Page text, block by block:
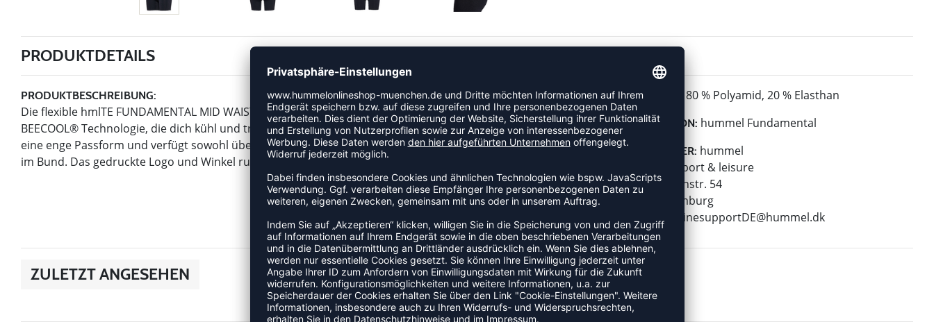
PRODUKTDETAILS
PRODUKTBESCHREIBUNG:
Die flexible hmlTE FUNDAMENTAL MID WAIST SHORTS kombiniert Jerseystoff mit unserer schnell trocknenden
BEECOOL® Technologie, die dich kühl und trocken hält, und eignet sich so perfekt für alle Aktivitäten. Sie bietet
eine enge Passform und verfügt sowohl über eine praktische Tasche als auch über ein stützendes Power-Mesh
im Bund. Das gedruckte Logo und Winkel runden diese hummel Shorts stylisch ab.
MATERIAL: 80 % Polyamid, 20 % Elasthan
KOLLEKTION: hummel Fundamental
HERSTELLER: hummel
hummel sport & leisure
Leverkusenstr. 54
22761 Hamburg
E-Mail:
onlinesupportDE@hummel.dk
ZULETZT ANGESEHEN